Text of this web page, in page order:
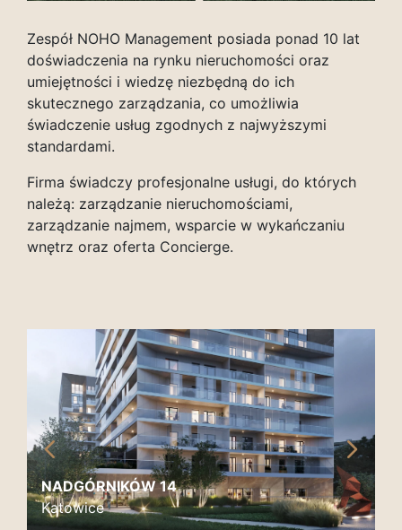
Zespół NOHO Management posiada ponad 10 lat
doświadczenia na rynku nieruchomości oraz
umiejętności i wiedzę niezbędną do ich
skutecznego zarządzania, co umożliwia
świadczenie usług zgodnych z najwyższymi
standardami.
Firma świadczy profesjonalne usługi, do których
należą: zarządzanie nieruchomościami,
zarządzanie najmem, wsparcie w wykańczaniu
wnętrz oraz oferta Concierge.
NADGÓRNIKÓW 14
Katowice